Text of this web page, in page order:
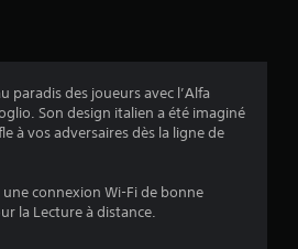
é
v
paradis des joueurs avec l’Alfa
Son design italien a été imaginé
à vos adversaires dès la ligne de
une connexion Wi-Fi de bonne
la Lecture à distance.